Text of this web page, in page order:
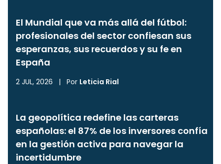
El Mundial que va más allá del fútbol:
profesionales del sector confiesan sus
esperanzas, sus recuerdos y su fe en
España
2 JUL, 2026 | Por Leticia Rial
La geopolítica redefine las carteras
españolas: el 87% de los inversores confía
en la gestión activa para navegar la
incertidumbre